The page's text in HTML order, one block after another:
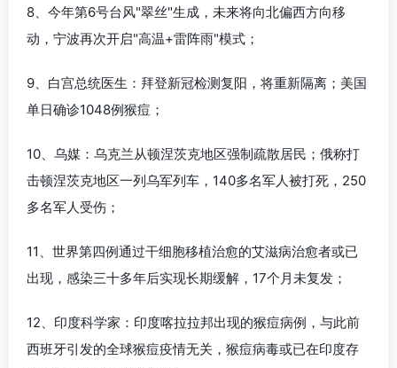
8、今年第6号台风"翠丝"生成，未来将向北偏西方向移
动，宁波再次开启"高温+雷阵雨"模式；
9、白宫总统医生：拜登新冠检测复阳，将重新隔离；美国
单日确诊1048例猴痘；
10、乌媒：乌克兰从顿涅茨克地区强制疏散居民；俄称打
击顿涅茨克地区一列乌军列车，140多名军人被打死，250
多名军人受伤；
11、世界第四例通过干细胞移植治愈的艾滋病治愈者或已
出现，感染三十多年后实现长期缓解，17个月未复发；
12、印度科学家：印度喀拉拉邦出现的猴痘病例，与此前
西班牙引发的全球猴痘疫情无关，猴痘病毒或已在印度存